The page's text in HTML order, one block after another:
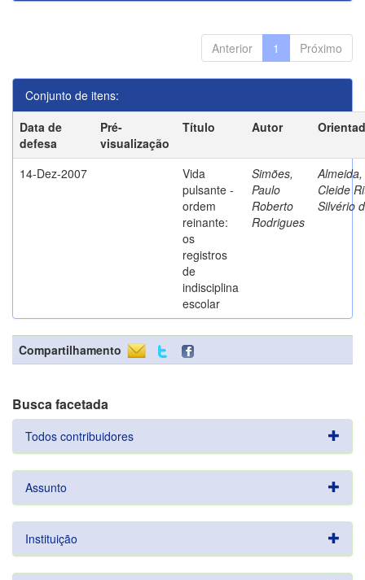
Anterior 1 Próximo
Conjunto de itens:
Data de
defesa
Pré-
visualização
Título Autor
14-Dez-2007
Vida
pulsante -
ordem
reinante:
os
registros
de
indisciplina
escolar
Simões,
Paulo
Roberto
Rodrigues
Almeida,
Cleide
Silvério
Compartilhamento
Busca facetada
Todos contribuidores
Assunto
Instituição